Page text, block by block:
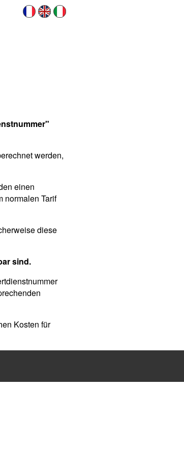
werden,
einen
normalen Tarif
diese
sind.
Kosten für